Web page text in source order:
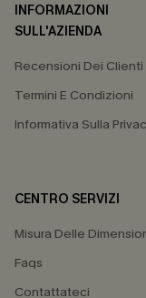
INFORMAZIONI
SULL'AZIENDA
Recensioni Dei Clienti
Termini E Condizioni
Informativa Sulla
CENTRO SERVIZI
Misura Delle
Faqs
Contattateci